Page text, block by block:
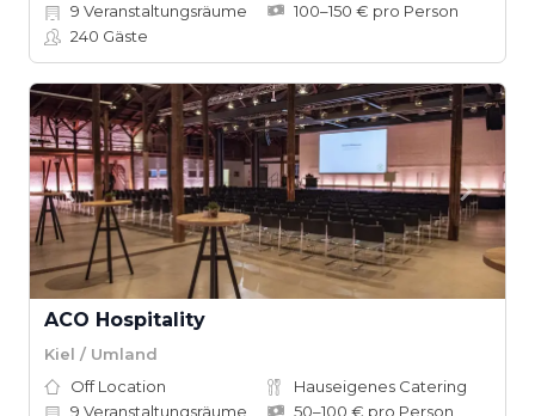
9 Veranstaltungsräume
100–150 € pro Person
240 Gäste
ACO Hospitality
Kiel / Umland
Off Location
Hauseigenes Catering
9 Veranstaltungsräume 50–100 € pro Person